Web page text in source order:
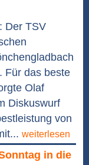
Der TSV
Für das beste
Olaf
Diskuswurf
von
weiterlesen
in die